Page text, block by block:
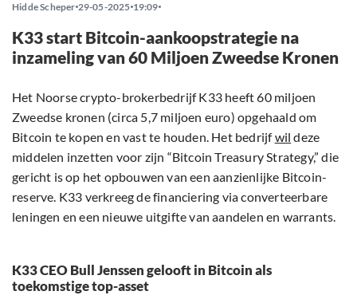
Hidde Scheper 29-05-2025 19:09
K33 start Bitcoin-aankoopstrategie na
inzameling van 60 Miljoen Zweedse Kronen
Het Noorse crypto-brokerbedrijf K33 heeft 60 miljoen
Zweedse kronen (circa 5,7 miljoen euro) opgehaald om
Bitcoin te kopen en vast te houden. Het bedrijfwil deze
middelen inzetten voor zijn “Bitcoin Treasury Strategy,” die
gericht is op het opbouwen van een aanzienlijke Bitcoin-
reserve. K33 verkreeg de financiering via converteerbare
leningen en een nieuwe uitgifte van aandelen en warrants.
K33 CEO Bull Jenssen gelooft in Bitcoin als
toekomstige top-asset